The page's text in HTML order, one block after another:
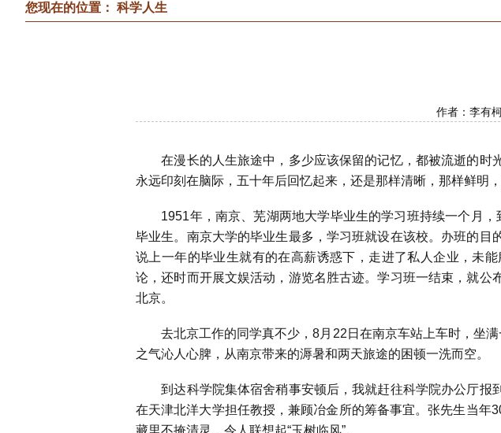
您现在的位置： 科学人生
作者：李有
在漫长的人生旅途中，多少应该保留的记忆，都被流逝的时
永远印刻在脑际，五十年后回忆起来，还是那样清晰，那样鲜明
1951年，南京、芜湖两地大学毕业生的学习班持续一个月，
毕业生。南京大学的毕业生最多，学习班就设在该校。办班的
说上一年的毕业生就有的在高薪诱惑下，走进了私人企业，未
论，还时而开展文娱活动，游览名胜古迹。学习班一结束，就
北京。
去北京工作的同学真不少，8月 22 日在南京车站上车时，坐
之气沁人心脾，从南京带来的溽暑和两天旅途的困顿一洗而空。
到达科学院集体宿舍稍事安顿后，我就赶往科学院办公厅报
在天津北洋大学担任教授，兼顾冶金所的筹备事宜。张先生当年
藏里不掩清灵，令人联想起“玉树临风”。